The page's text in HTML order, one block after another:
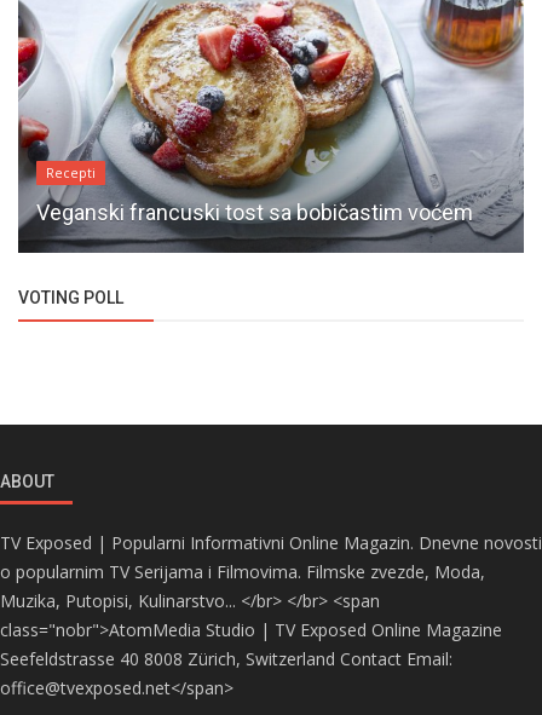
Recepti
Veganski francuski tost sa bobičastim voćem
VOTING POLL
ABOUT
TV Exposed | Popularni Informativni Online Magazin. Dnevne novosti
o popularnim TV Serijama i Filmovima. Filmske zvezde, Moda,
Muzika, Putopisi, Kulinarstvo... </br> </br> <span
class="nobr">AtomMedia Studio | TV Exposed Online Magazine
Seefeldstrasse 40 8008 Zürich, Switzerland Contact Email:
office@tvexposed.net</span>